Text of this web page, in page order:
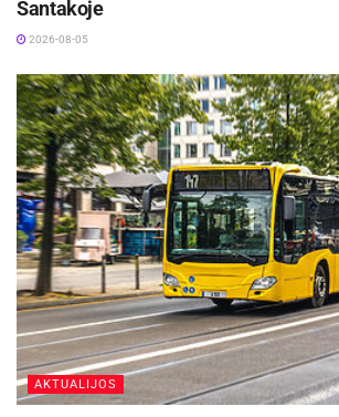
Santakoje
2026-08-05
AKTUALIJOS